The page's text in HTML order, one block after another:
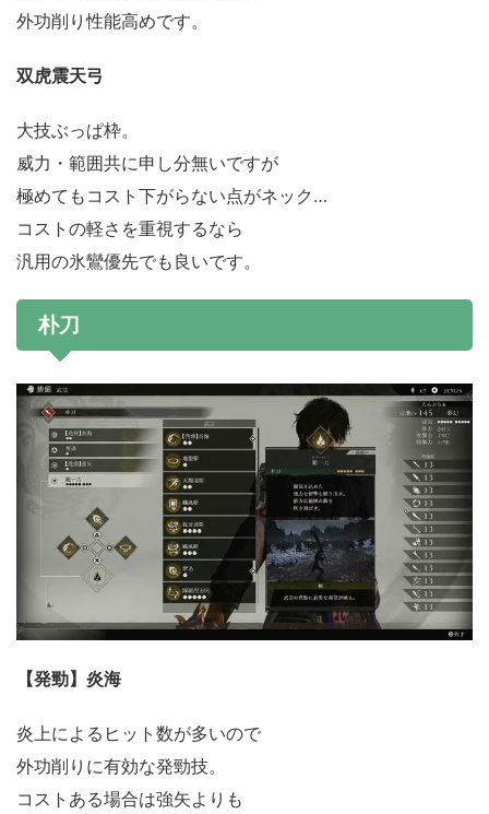
外功削り性能高めです。
双虎震天弓
大技ぶっぱ枠。
威力・範囲共に申し分無いですが
極めてもコスト下がらない点がネック…
コストの軽さを重視するなら
汎用の氷鸞優先でも良いです。
朴刀
【発勁】炎海
炎上によるヒット数が多いので
外功削りに有効な発勁技。
コストある場合は強矢よりも